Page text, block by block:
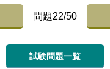
問題22/50
試験問題一覧